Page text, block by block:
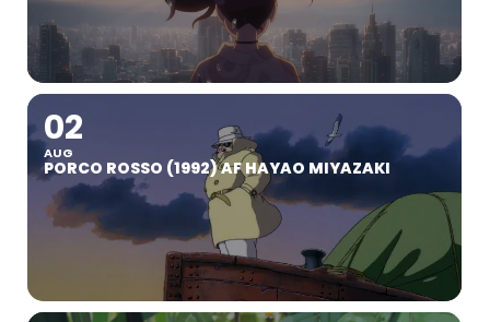
02
AUG
PORCO ROSSO (1992) AF HAYAO MIYAZAKI